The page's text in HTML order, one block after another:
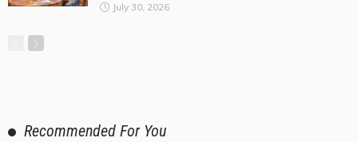
July 30, 2026
Recommended For You